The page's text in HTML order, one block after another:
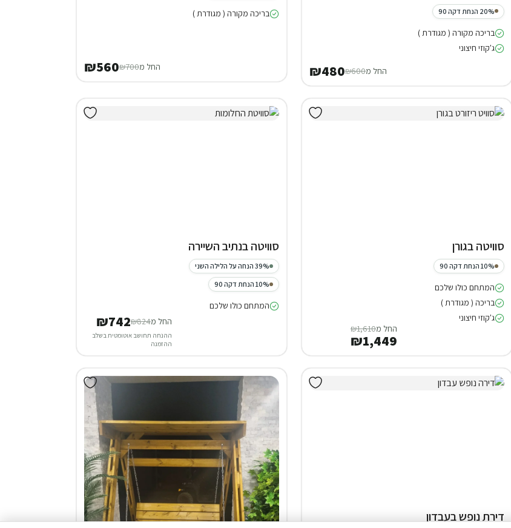
20% הנחת דקה 90
בריכה מקורה ( מגודרת )
ג'קוזי חיצוני
החל מ₪600
₪480
בריכה מקורה ( מגודרת )
החל מ₪700
₪560
סוויטה בגורן
10% הנחת דקה 90
המתחם כולו שלכם
בריכה ( מגודרת )
ג'קוזי חיצוני
החל מ₪1,610
₪1,449
סוויטה בנתיב השיירה
39% הנחה על הלילה השני
10% הנחת דקה 90
המתחם כולו שלכם
החל מ₪824
₪742
ההנחה תחושב אוטומטית בשלב
ההזמנה
דירת נופש בעבדון